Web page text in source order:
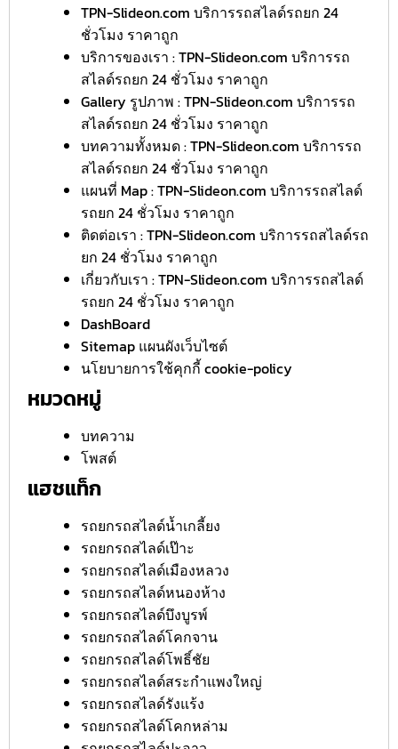
TPN-Slideon.com บริการรถสไลด์รถยก 24
ชั่วโมง ราคาถูก
บริการของเรา : TPN-Slideon.com บริการรถ
สไลด์รถยก 24 ชั่วโมง ราคาถูก
Gallery รูปภาพ : TPN-Slideon.com บริการรถ
สไลด์รถยก 24 ชั่วโมง ราคาถูก
บทความทั้งหมด : TPN-Slideon.com บริการรถ
สไลด์รถยก 24 ชั่วโมง ราคาถูก
แผนที่ Map : TPN-Slideon.com บริการรถสไลด์
รถยก 24 ชั่วโมง ราคาถูก
ติดต่อเรา : TPN-Slideon.com บริการรถสไลด์รถ
ยก 24 ชั่วโมง ราคาถูก
เกี่ยวกับเรา : TPN-Slideon.com บริการรถสไลด์
รถยก 24 ชั่วโมง ราคาถูก
DashBoard
Sitemap แผนผังเว็บไซต์
นโยบายการใช้คุกกี้ cookie-policy
หมวดหมู่
บทความ
โพสต์
แฮชแท็ก
รถยกรถสไลด์น้ำเกลี้ยง
รถยกรถสไลด์เป๊าะ
รถยกรถสไลด์เมืองหลวง
รถยกรถสไลด์หนองห้าง
รถยกรถสไลด์บึงบูรพ์
รถยกรถสไลด์โคกจาน
รถยกรถสไลด์โพธิ์ชัย
รถยกรถสไลด์สระกำแพงใหญ่
รถยกรถสไลด์รังแร้ง
รถยกรถสไลด์โคกหล่าม